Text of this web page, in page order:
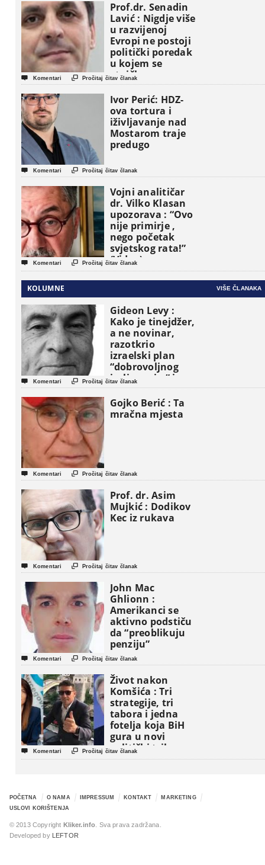
Prof.dr. Senadin
Lavić : Nigdje više
u razvijenoj
Evropi ne postoji
politički poredak
u kojem se
etničke grupe
pojavljuju kao
osnovne
političke jedinice
 Komentari  Pročitaj čitav članak
Ivor Perić: HDZ-
ova tortura i
iživljavanje nad
Mostarom traje
predugo
 Komentari  Pročitaj čitav članak
Vojni analitičar
dr. Vilko Klasan
upozorava : “Ovo
nije primirje ,
nego početak
svjetskog rata!”
(Video)
 Komentari  Pročitaj čitav članak
KOLUMNE VIŠE ČLANAKA
Gideon Levy :
Kako je tinejdžer,
a ne novinar,
razotkrio
izraelski plan
“dobrovoljnog
iseljavanja ” iz
Gaze
 Komentari  Pročitaj čitav članak
Gojko Berić : Ta
mračna mjesta
 Komentari  Pročitaj čitav članak
Prof. dr. Asim
Mujkić : Dodikov
Kec iz rukava
 Komentari  Pročitaj čitav članak
John Mac
Ghlionn :
Amerikanci se
aktivno podstiču
da “preoblikuju
penziju”
 Komentari  Pročitaj čitav članak
Život nakon
Komšića : Tri
strategije, tri
tabora i jedna
fotelja koja BiH
gura u novi
politički triler
 Komentari  Pročitaj čitav članak
POČETNA O NAMA IMPRESSUM KONTAKT
MARKETING
USLOVI KORIŠTENJA
© 2013 Copyright Kliker.info . Sva prava zadržana.
Developed by
LEFTOR